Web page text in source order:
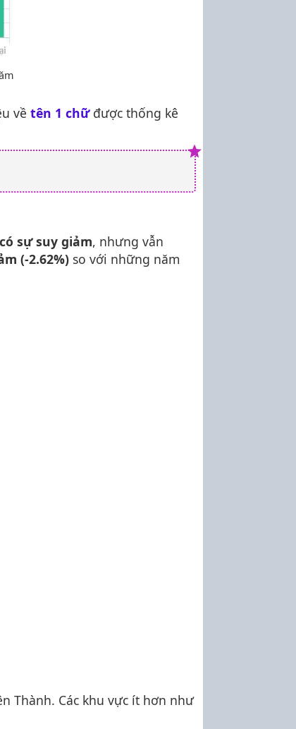
về tên 1 chữđược thống kê
có sự suy giảm, nhưng vẫn
(-2.62%) so với những năm
Thành. Các khu vực ít hơn như